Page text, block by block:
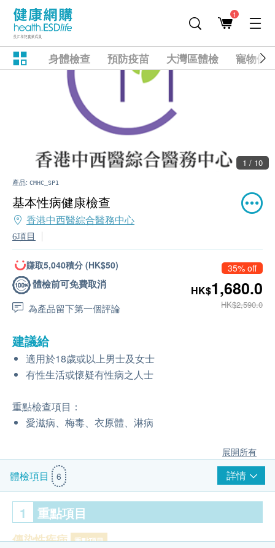
1
身體檢查 預防疫苗 大灣區體檢 寵物健
1 / 10
產品: CMHC_SP1
基本性病健康檢查
香港中西醫綜合醫務中心
6項目
賺取5,040積分 (HK$50)
體檢前可免費取消
為產品留下第一個評論
35% off
HK$1,680.0
HK$2,590.0
建議給
適用於18歲或以上男士及女士
有性生活或懷疑有性病之人士
重點檢查項目：
愛滋病、梅毒、衣原體、淋病
展開所有
體檢項目 6 詳情
1 重點項目
傳染性疾病 重點項目